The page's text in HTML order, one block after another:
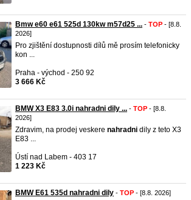
Bmw e60 e61 525d 130kw m57d25 ... - TOP - [8.8.
2026]
Pro zjištění dostupnosti dílů mě prosím telefonicky
kon ...
Praha - východ - 250 92
3 666 Kč
BMW X3 E83 3.0i nahradni dily ... - TOP - [8.8.
2026]
Zdravim, na prodej veskere nahradni dily z teto X3
E83 ...
Ústí nad Labem - 403 17
1 223 Kč
BMW E61 535d nahradni dily - TOP - [8.8. 2026]